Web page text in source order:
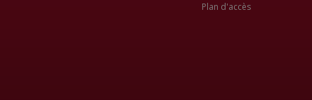
Plan d'accès